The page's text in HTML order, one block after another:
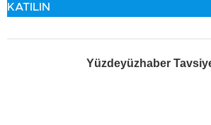
KATILIN
Yüzdeyüzhaber